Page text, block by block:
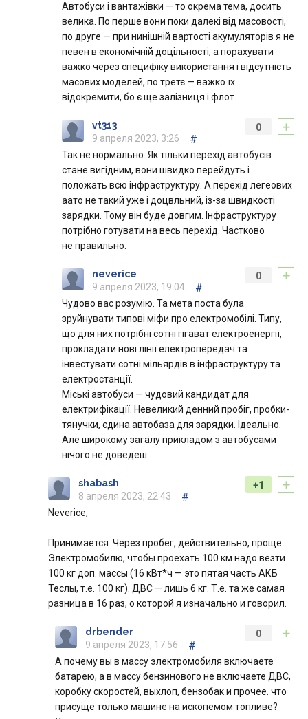
Автобуси і вантажівки — то окрема тема, досить
велика. По перше вони поки далекі від масовості,
по друге — при нинішній вартості акумуляторів я не
певен в економічній доцільності, а порахувати
важко через специфіку використання і відсутність
масових моделей, по третє — важко їх
відокремити, бо є ще залізниця і флот.
+
0
vt313
9 апреля 2023, 3:26
#
Так не нормально. Як тільки перехід автобусів
стане вигідним, вони швидко перейдуть і
положать всю інфраструктуру. А перехід легеових
аато не такий уже і доцвльний, із-за швидкості
зарядки. Тому він буде довгим. Інфраструктуру
потрібно готувати на весь перехід. Частково
не правильно.
+
0
neverice
9 апреля 2023, 19:04
#
Чудово вас розумію. Та мета поста була
зруйнувати типові міфи про електромобілі. Типу,
що для них потрібні сотні гігават електроенергії,
прокладати нові лінії електропередач та
інвестувати сотні мільярдів в інфраструктуру та
електростанції.
Міські автобуси — чудовий кандидат для
електрифікації. Невеликий денний пробіг, пробки-
тянучки, єдина автобаза для зарядки. Ідеально.
Але широкому загалу прикладом з автобусами
нічого не доведеш.
+
+1
shabash
8 апреля 2023, 22:43
#
Neverice,
Принимается. Через пробег, действительно, проще.
Электромобилю, чтобы проехать 100 км надо везти
100 кг доп. массы (16 кВт*ч — это пятая часть АКБ
Теслы, т.е. 100 кг). ДВС — лишь 6 кг. Т.е. та же самая
разница в 16 раз, о которой я изначально и говорил.
+
0
drbender
9 апреля 2023, 17:56
#
А почему вы в массу электромобиля включаете
батарею, а в массу бензинового не включаете ДВС,
коробку скоростей, выхлоп, бензобак и прочее. что
присуще только машине на ископемом топливе?